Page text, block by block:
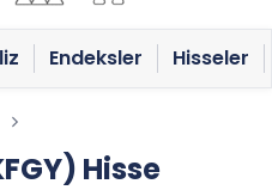
Endeksler Hisseler
Hisse